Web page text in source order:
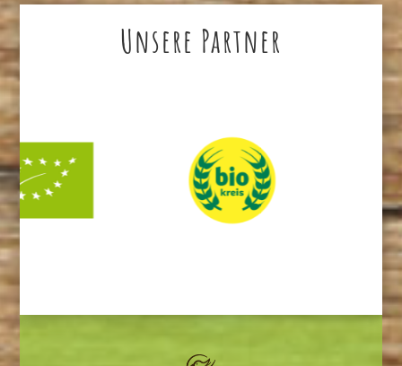
Unsere Partner